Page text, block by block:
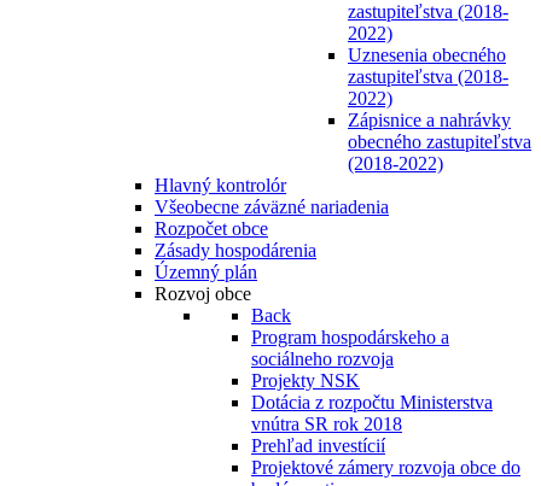
zastupiteľstva (2018-
2022)
Uznesenia obecného
zastupiteľstva (2018-
2022)
Zápisnice a nahrávky
obecného zastupiteľstva
(2018-2022)
Hlavný kontrolór
Všeobecne záväzné nariadenia
Rozpočet obce
Zásady hospodárenia
Územný plán
Rozvoj obce
Back
Program hospodárskeho a
sociálneho rozvoja
Projekty NSK
Dotácia z rozpočtu Ministerstva
vnútra SR rok 2018
Prehľad investícií
Projektové zámery rozvoja obce do